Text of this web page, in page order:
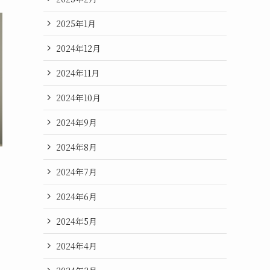
2025年1月
2024年12月
2024年11月
2024年10月
2024年9月
2024年8月
2024年7月
2024年6月
2024年5月
2024年4月